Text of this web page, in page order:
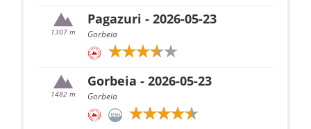
1307 m
Pagazuri - 2026-05-23
Gorbeia
1482 m
Gorbeia - 2026-05-23
Gorbeia